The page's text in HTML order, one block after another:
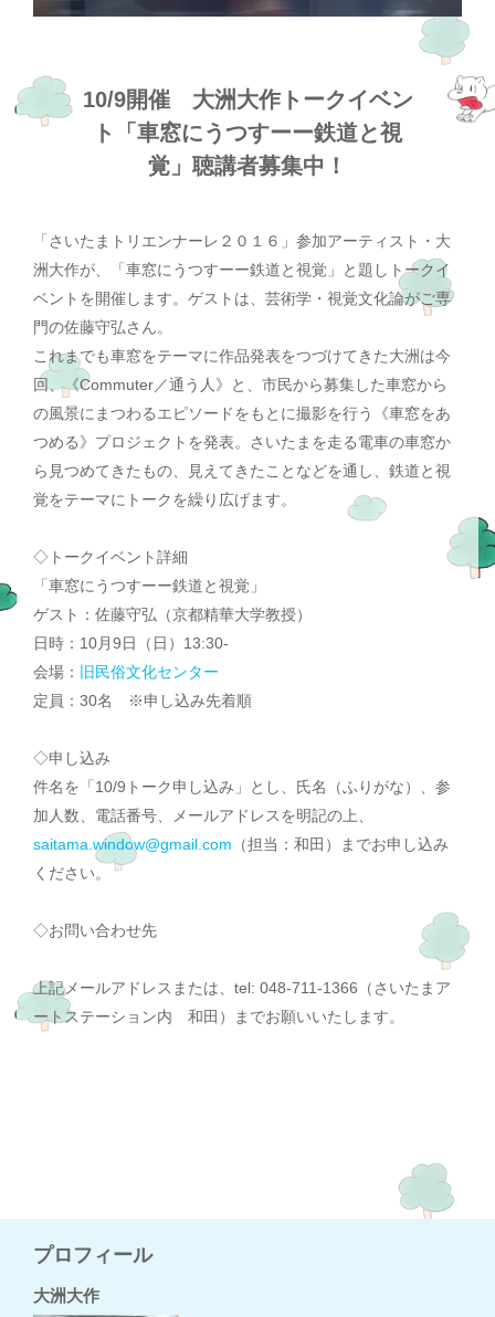
10/9開催 大洲大作トークイベン
ト「車窓にうつすーー鉄道と視
覚」聴講者募集中！
「さいたまトリエンナーレ２０１６」参加アーティスト・大
洲大作が、「車窓にうつすーー鉄道と視覚」と題しトークイ
ベントを開催します。ゲストは、芸術学・視覚文化論がご専
門の佐藤守弘さん。
これまでも車窓をテーマに作品発表をつづけてきた大洲は今
回、《Commuter／通う人》と、市民から募集した車窓から
の風景にまつわるエピソードをもとに撮影を行う《車窓をあ
つめる》プロジェクトを発表。さいたまを走る電車の車窓か
ら見つめてきたもの、見えてきたことなどを通し、鉄道と視
覚をテーマにトークを繰り広げます。
◇トークイベント詳細
「車窓にうつすーー鉄道と視覚」
ゲスト：佐藤守弘（京都精華大学教授）
日時：10月9日（日）13:30-
会場：
旧民俗文化センター
定員：30名 ※申し込み先着順
◇申し込み
件名を「10/9トーク申し込み」とし、氏名（ふりがな）、参
加人数、電話番号、メールアドレスを明記の上、
saitama.window@gmail.com （担当：和田）までお申し込み
ください。
◇お問い合わせ先
上記メールアドレスまたは、 tel: 048-711-1366（さいたまア
ートステーション内 和田）までお願いいたします。
プロフィール
大洲大作